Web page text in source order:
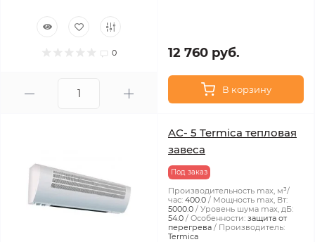
0 12 760 руб.
В корзину
AC- 5 Termica тепловая
завеса
Под заказ
Производительность max, м³/
час: 400.0
Мощность max, Вт:
5000.0
Уровень шума max, дБ:
54.0
Особенности: защита от
перегрева
Производитель:
Termica